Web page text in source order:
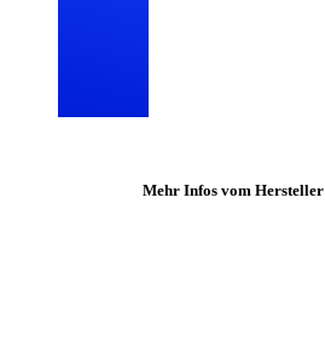
Mehr Infos vom Hersteller